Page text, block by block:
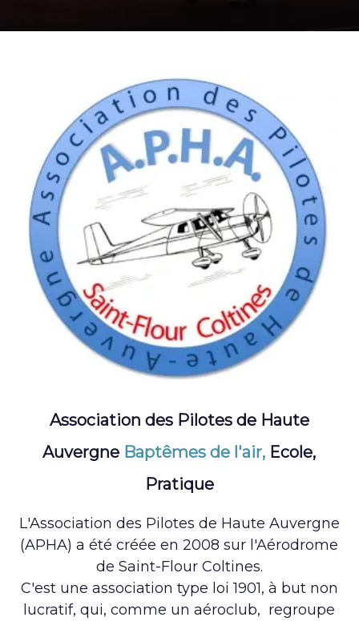
Association des Pilotes de Haute
Auvergne Baptêmes de l'air, Ecole,
Pratique
L'Association des Pilotes de Haute Auvergne
(APHA) a été créée en 2008 sur l'Aérodrome
de Saint-Flour Coltines.
C'est une association type loi 1901, à but non
lucratif, qui, comme un aéroclub, regroupe